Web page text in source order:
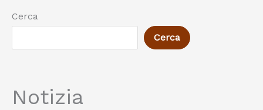
Cerca
Cerca
Notizia